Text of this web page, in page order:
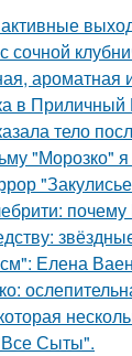
сочной
ароматная
в Приличный
тело
"Морозко"
почему
Елена
Сыты".